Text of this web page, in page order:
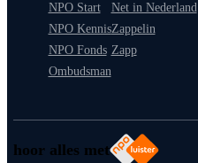
hoor alles met
NPO Start
NPO Kennis
NPO Fonds
Ombudsman
Net in Nederland
Zappelin
Zapp